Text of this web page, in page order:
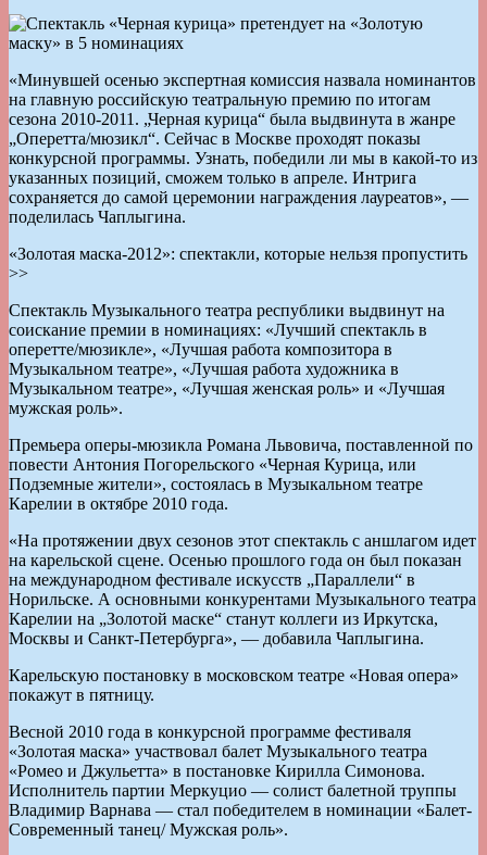
«Минувшей осенью экспертная комиссия назвала номинантов
на главную российскую театральную премию по итогам
сезона 2010-2011. „Черная курица“ была выдвинута в жанре
„Оперетта/мюзикл“. Сейчас в Москве проходят показы
конкурсной программы. Узнать, победили ли мы в какой-то из
указанных позиций, сможем только в апреле. Интрига
сохраняется до самой церемонии награждения лауреатов», —
поделилась Чаплыгина.
«Золотая маска-2012»: спектакли, которые нельзя пропустить
>>
Спектакль Музыкального театра республики выдвинут на
соискание премии в номинациях: «Лучший спектакль в
оперетте/мюзикле», «Лучшая работа композитора в
Музыкальном театре», «Лучшая работа художника в
Музыкальном театре», «Лучшая женская роль» и «Лучшая
мужская роль».
Премьера оперы-мюзикла Романа Львовича, поставленной по
повести Антония Погорельского «Черная Курица, или
Подземные жители», состоялась в Музыкальном театре
Карелии в октябре 2010 года.
«На протяжении двух сезонов этот спектакль с аншлагом идет
на карельской сцене. Осенью прошлого года он был показан
на международном фестивале искусств „Параллели“ в
Норильске. А основными конкурентами Музыкального театра
Карелии на „Золотой маске“ станут коллеги из Иркутска,
Москвы и Санкт-Петербурга», — добавила Чаплыгина.
Карельскую постановку в московском театре «Новая опера»
покажут в пятницу.
Весной 2010 года в конкурсной программе фестиваля
«Золотая маска» участвовал балет Музыкального театра
«Ромео и Джульетта» в постановке Кирилла Симонова.
Исполнитель партии Меркуцио — солист балетной труппы
Владимир Варнава — стал победителем в номинации «Балет-
Современный танец/ Мужская роль».